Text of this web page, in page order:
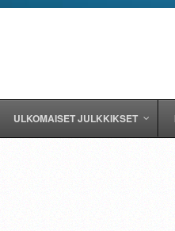
ULKOMAISET JULKKIKSET